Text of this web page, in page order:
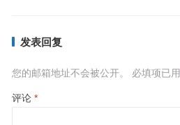
发表回复
您的邮箱地址不会被公开。 必填项已用
评论 *